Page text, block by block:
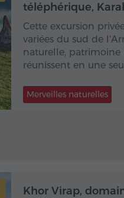
téléphérique,
Cette excursion
variées du sud de
naturelle, patrimoine
réunissent en une
Merveilles naturelles
Khor Virap,